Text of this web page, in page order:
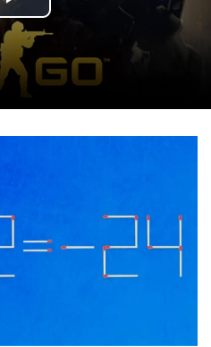
Play Video